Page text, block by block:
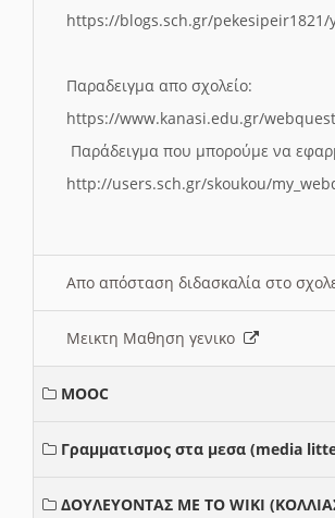
https://blogs.sch.gr/
Παραδειγμα απο σχολείο:
https://www.kanasi.edu.gr/
Παράδειγμα που μπορούμε να
http://users.sch.gr/skoukou/
Απο απόσταση διδασκαλία στο
Μεικτη Μαθηση γενικο
MOOC
Γραμματισμος στα μεσα (media
ΔΟΥΛΕΥΟΝΤΑΣ ΜΕ ΤΟ WIKI